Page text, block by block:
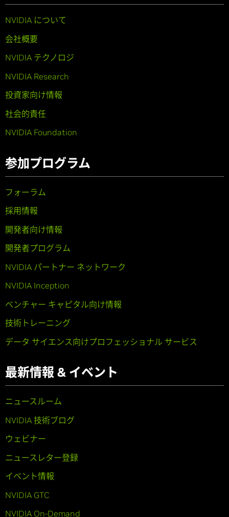
NVIDIA について
会社概要
NVIDIA テクノロジ
NVIDIA Research
投資家向け情報
社会的責任
NVIDIA Foundation
参加プログラム
フォーラム
採用情報
開発者向け情報
開発者プログラム
NVIDIA パートナー ネットワーク
NVIDIA Inception
ベンチャー キャピタル向け情報
技術トレーニング
データ サイエンス向けプロフェッショナル サービス
最新情報 & イベント
ニュースルーム
NVIDIA 技術ブログ
ウェビナー
ニュースレター登録
イベント情報
NVIDIA GTC
NVIDIA On-Demand